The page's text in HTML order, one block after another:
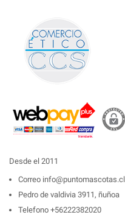
Desde el 2011
Correo info@puntomascotas.cl
Pedro de valdivia 3911, ñuñoa
Telefono +56222382020